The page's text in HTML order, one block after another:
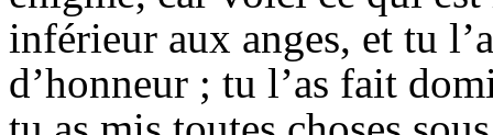
inférieur aux anges, et tu
d’honneur ; tu l’as fait